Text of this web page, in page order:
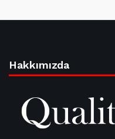
Hakkımızda